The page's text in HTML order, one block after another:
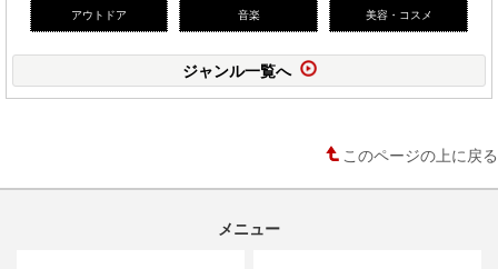
アウトドア 音楽 美容・コスメ
ジャンル一覧へ
このページの上に戻る
メニュー